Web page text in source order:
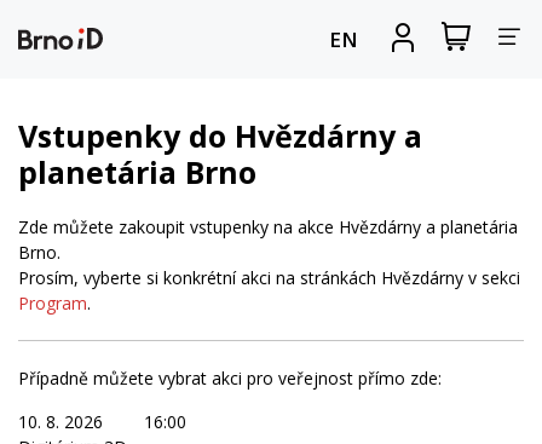
EN
Zobrazit
nákupní
Vstupenky do Hvězdárny a
planetária Brno
Zde můžete zakoupit vstupenky na akce Hvězdárny a planetária
Brno.
Prosím, vyberte si konkrétní akci na stránkách Hvězdárny v sekci
Program.
Případně můžete vybrat akci pro veřejnost přímo zde:
10. 8. 2026
16:00